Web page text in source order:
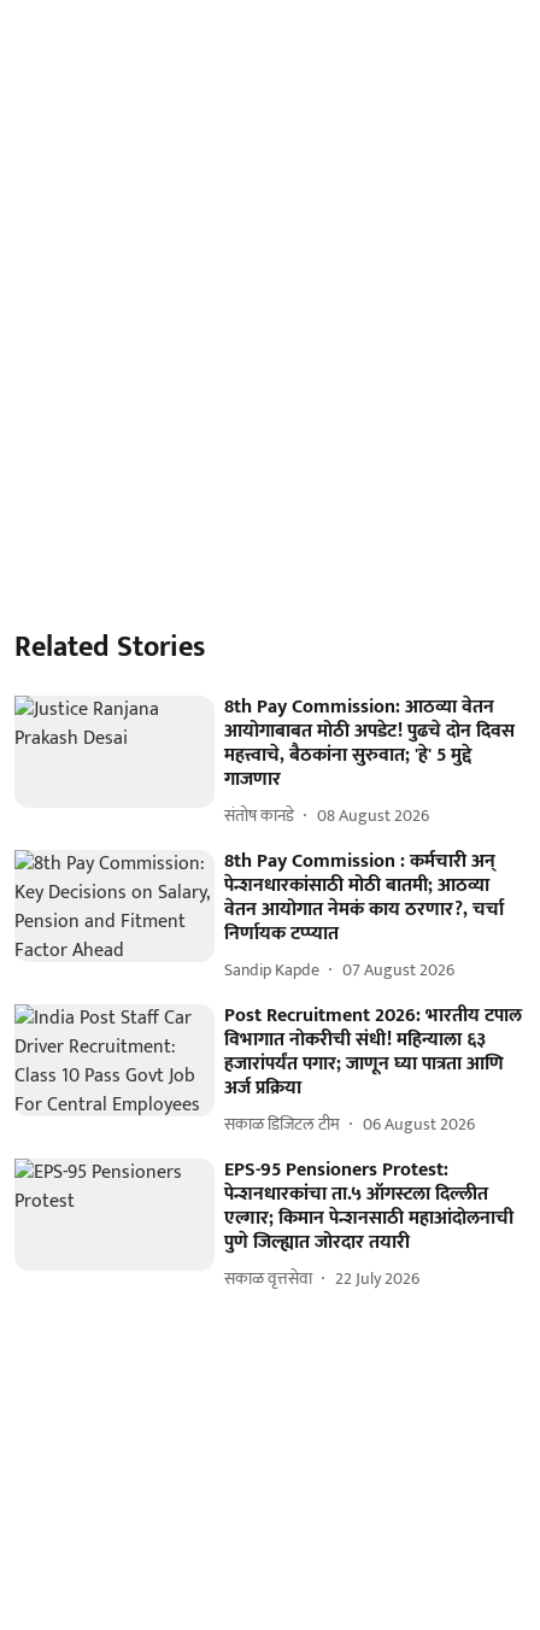
Related Stories
8th Pay Commission: आठव्या वेतन
आयोगाबाबत मोठी अपडेट! पुढचे दोन दिवस
महत्त्वाचे, बैठकांना सुरुवात; 'हे' 5 मुद्दे
गाजणार
संतोष कानडे 08 August 2026
8th Pay Commission : कर्मचारी अन्
पेन्शनधारकांसाठी मोठी बातमी; आठव्या
वेतन आयोगात नेमकं काय ठरणार?, चर्चा
निर्णायक टप्प्यात
Sandip Kapde 07 August 2026
Post Recruitment 2026: भारतीय टपाल
विभागात नोकरीची संधी! महिन्याला ६३
हजारांपर्यंत पगार; जाणून घ्या पात्रता आणि
अर्ज प्रक्रिया
सकाळ डिजिटल टीम 06 August 2026
EPS-95 Pensioners Protest:
पेन्शनधारकांचा ता.५ ऑगस्टला दिल्लीत
एल्गार; किमान पेन्शनसाठी महाआंदोलनाची
पुणे जिल्ह्यात जोरदार तयारी
सकाळ वृत्तसेवा 22 July 2026